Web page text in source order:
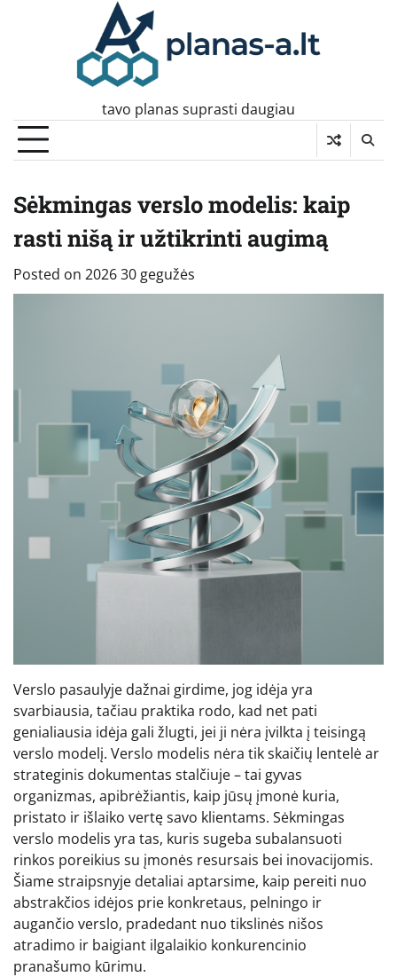
tavo planas suprasti daugiau
Sėkmingas verslo modelis: kaip
rasti nišą ir užtikrinti augimą
Posted on 2026 30 gegužės
Verslo pasaulyje dažnai girdime, jog idėja yra
svarbiausia, tačiau praktika rodo, kad net pati
genialiausia idėja gali žlugti, jei ji nėra įvilkta į teisingą
verslo modelį. Verslo modelis nėra tik skaičių lentelė ar
strateginis dokumentas stalčiuje – tai gyvas
organizmas, apibrėžiantis, kaip jūsų įmonė kuria,
pristato ir išlaiko vertę savo klientams. Sėkmingas
verslo modelis yra tas, kuris sugeba subalansuoti
rinkos poreikius su įmonės resursais bei inovacijomis.
Šiame straipsnyje detaliai aptarsime, kaip pereiti nuo
abstrakčios idėjos prie konkretaus, pelningo ir
augančio verslo, pradedant nuo tikslinės nišos
atradimo ir baigiant ilgalaikio konkurencinio
pranašumo kūrimu.